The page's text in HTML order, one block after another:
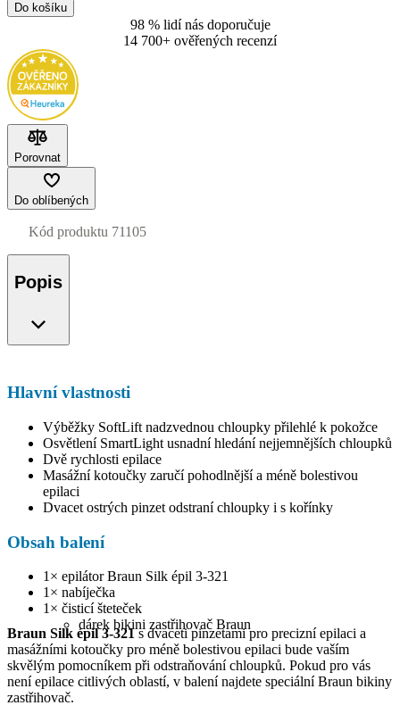
Do košíku
98 % lidí nás doporučuje
14 700+ ověřených recenzí
Porovnat
Do oblíbených
Kód produktu 71105
Popis
Hlavní vlastnosti
Výběžky SoftLift nadzvednou chloupky přilehlé k pokožce
Osvětlení SmartLight usnadní hledání nejjemnějších chloupků
Dvě rychlosti epilace
Masážní kotoučky zaručí pohodlnější a méně bolestivou
epilaci
Dvacet ostrých pinzet odstraní chloupky i s kořínky
Obsah balení
1× epilátor Braun Silk épil 3-321
1× nabíječka
1× čisticí šteteček
dárek bikini zastřihovač Braun
Braun Silk épil 3-321s dvaceti pinzetami pro precizní epilaci a
masážními kotoučky pro méně bolestivou epilaci bude vaším
skvělým pomocníkem při odstraňování chloupků. Pokud pro vás
není epilace citlivých oblastí, v balení najdete speciální Braun bikiny
zastřihovač.